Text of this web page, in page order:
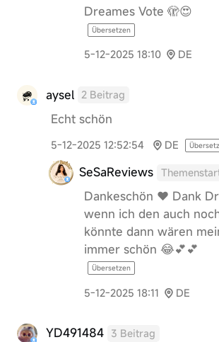
Dreames Vote 🫣😍
Übersetzen
5-12-2025 18:10 DE
aysel 2 Beitrag
Echt schön
5-12-2025 12:52:54 DE
SeSaReviews
Dankeschön ❤️ Dank
wenn ich den auch
könnte dann wären
immer schön 😂💕💕
Übersetzen
5-12-2025 18:11 DE
YD491484 3 Beitrag